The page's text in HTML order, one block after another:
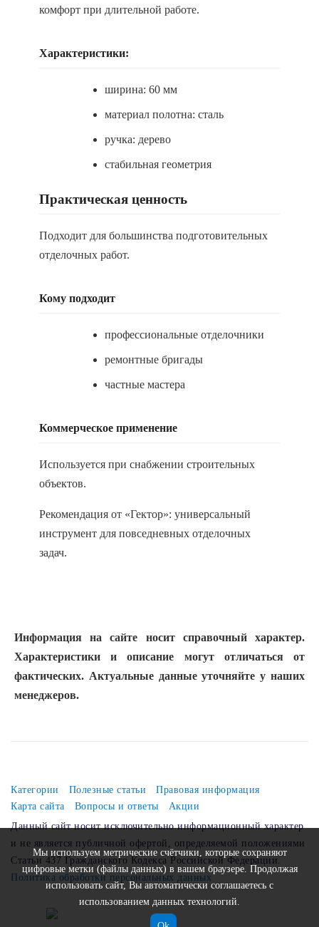
комфорт при длительной работе.
Характеристики:
ширина: 60 мм
материал полотна: сталь
ручка: дерево
стабильная геометрия
Практическая ценность
Подходит для большинства подготовительных
отделочных работ.
Кому подходит
профессиональные отделочники
ремонтные бригады
частные мастера
Коммерческое применение
Используется при снабжении строительных
объектов.
Рекомендация от «Гектор»: универсальный
инструмент для повседневных отделочных
задач.
Информация на сайте носит справочный характер.
Характеристики и описание могут отличаться от
фактических. Актуальные данные уточняйте у наших
менеджеров.
Категории Полезные статьи
Правовая информация
Карта сайта
Вопросы и ответы
Акции
Данный сайт носит исключительно информационный характер
и не является публичной офертой, определяемой положениями
Статьи 437 Гражданского Кодекса Российской Федерации.
Политика обработки персональных данных
Мы используем метрические счётчики, которые сохраняют
цифровые метки (файлы данных) в вашем браузере. Продолжая
использовать сайт, Вы автоматически соглашаетесь с
использованием данных технологий.